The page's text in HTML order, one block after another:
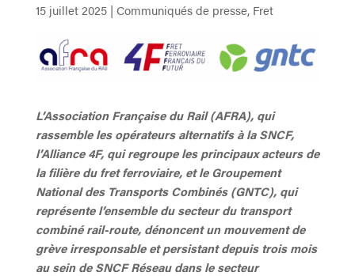
15 juillet 2025| Communiqués de presse, Fret
L’Association Française du Rail (AFRA), qui
rassemble les opérateurs alternatifs à la SNCF,
l’Alliance 4F, qui regroupe les principaux acteurs de
la filière du fret ferroviaire, et le Groupement
National des Transports Combinés (GNTC), qui
représente l’ensemble du secteur du transport
combiné rail-route, dénoncent un mouvement de
grève irresponsable et persistant depuis trois mois
au sein de SNCF Réseau dans le secteur